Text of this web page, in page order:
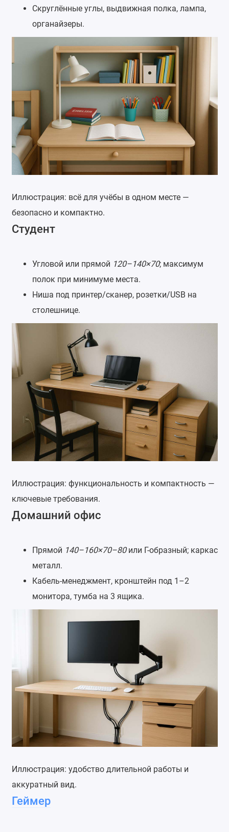
Скруглённые углы, выдвижная полка, лампа,
органайзеры.
Иллюстрация: всё для учёбы в одном месте —
безопасно и компактно.
Студент
Угловой или прямой 120–140×70; максимум
полок при минимуме места.
Ниша под принтер/сканер, розетки/USB на
столешнице.
Иллюстрация: функциональность и компактность —
ключевые требования.
Домашний офис
Прямой 140–160×70–80или Г-образный; каркас
металл.
Кабель-менеджмент, кронштейн под 1–2
монитора, тумба на 3 ящика.
Иллюстрация: удобство длительной работы и
аккуратный вид.
Геймер